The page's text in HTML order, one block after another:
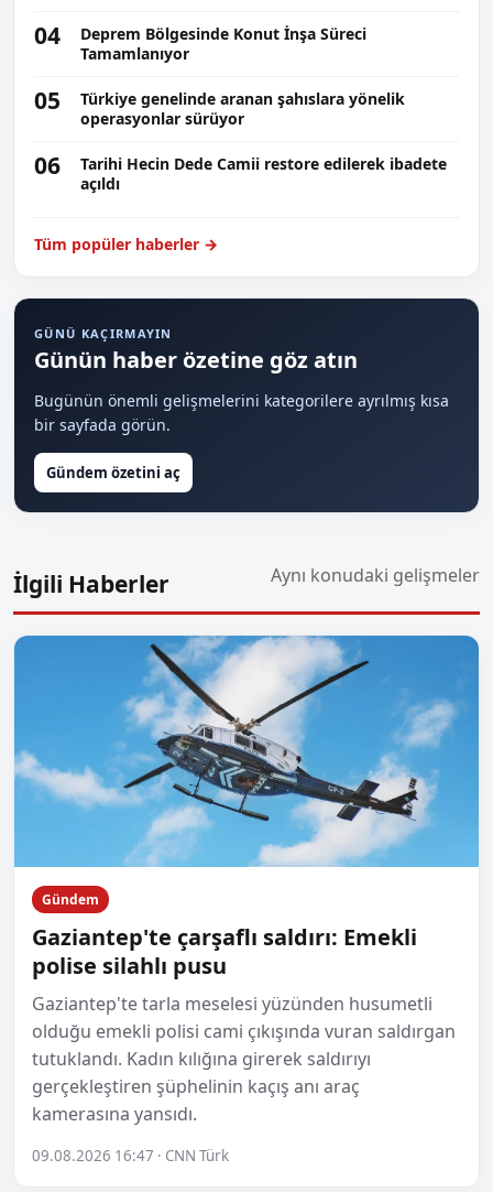
04
Deprem Bölgesinde Konut İnşa Süreci
Tamamlanıyor
05
Türkiye genelinde aranan şahıslara yönelik
operasyonlar sürüyor
06
Tarihi Hecin Dede Camii restore edilerek ibadete
açıldı
Tüm popüler haberler →
GÜNÜ KAÇIRMAYIN
Günün haber özetine göz atın
Bugünün önemli gelişmelerini kategorilere ayrılmış kısa
bir sayfada görün.
Gündem özetini aç
İlgili Haberler Aynı konudaki gelişmeler
Gündem
Gaziantep'te çarşaflı saldırı: Emekli
polise silahlı pusu
Gaziantep'te tarla meselesi yüzünden husumetli
olduğu emekli polisi cami çıkışında vuran saldırgan
tutuklandı. Kadın kılığına girerek saldırıyı
gerçekleştiren şüphelinin kaçış anı araç
kamerasına yansıdı.
09.08.2026 16:47 · CNN Türk